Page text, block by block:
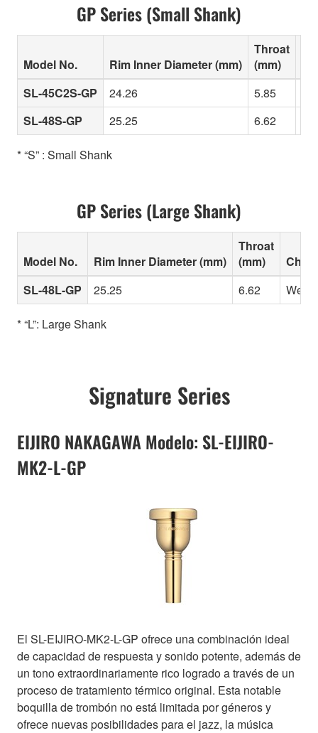
GP Series (Small Shank)
Model No. Rim Inner Diameter (mm)
Throat
(mm)
SL-45C2S-GP
24.26 5.85
SL-48S-GP
25.25 6.62
* “S” : Small Shank
GP Series (Large Shank)
Model No. Rim Inner Diameter (mm)
Throat
(mm)
SL-48L-GP
25.25 6.62 Well-
* “L”: Large Shank
Signature Series
EIJIRO NAKAGAWA Modelo: SL-EIJIRO-
MK2-L-GP
El SL-EIJIRO-MK2-L-GP ofrece una combinación ideal
de capacidad de respuesta y sonido potente, además de
un tono extraordinariamente rico logrado a través de un
proceso de tratamiento térmico original. Esta notable
boquilla de trombón no está limitada por géneros y
ofrece nuevas posibilidades para el jazz, la música